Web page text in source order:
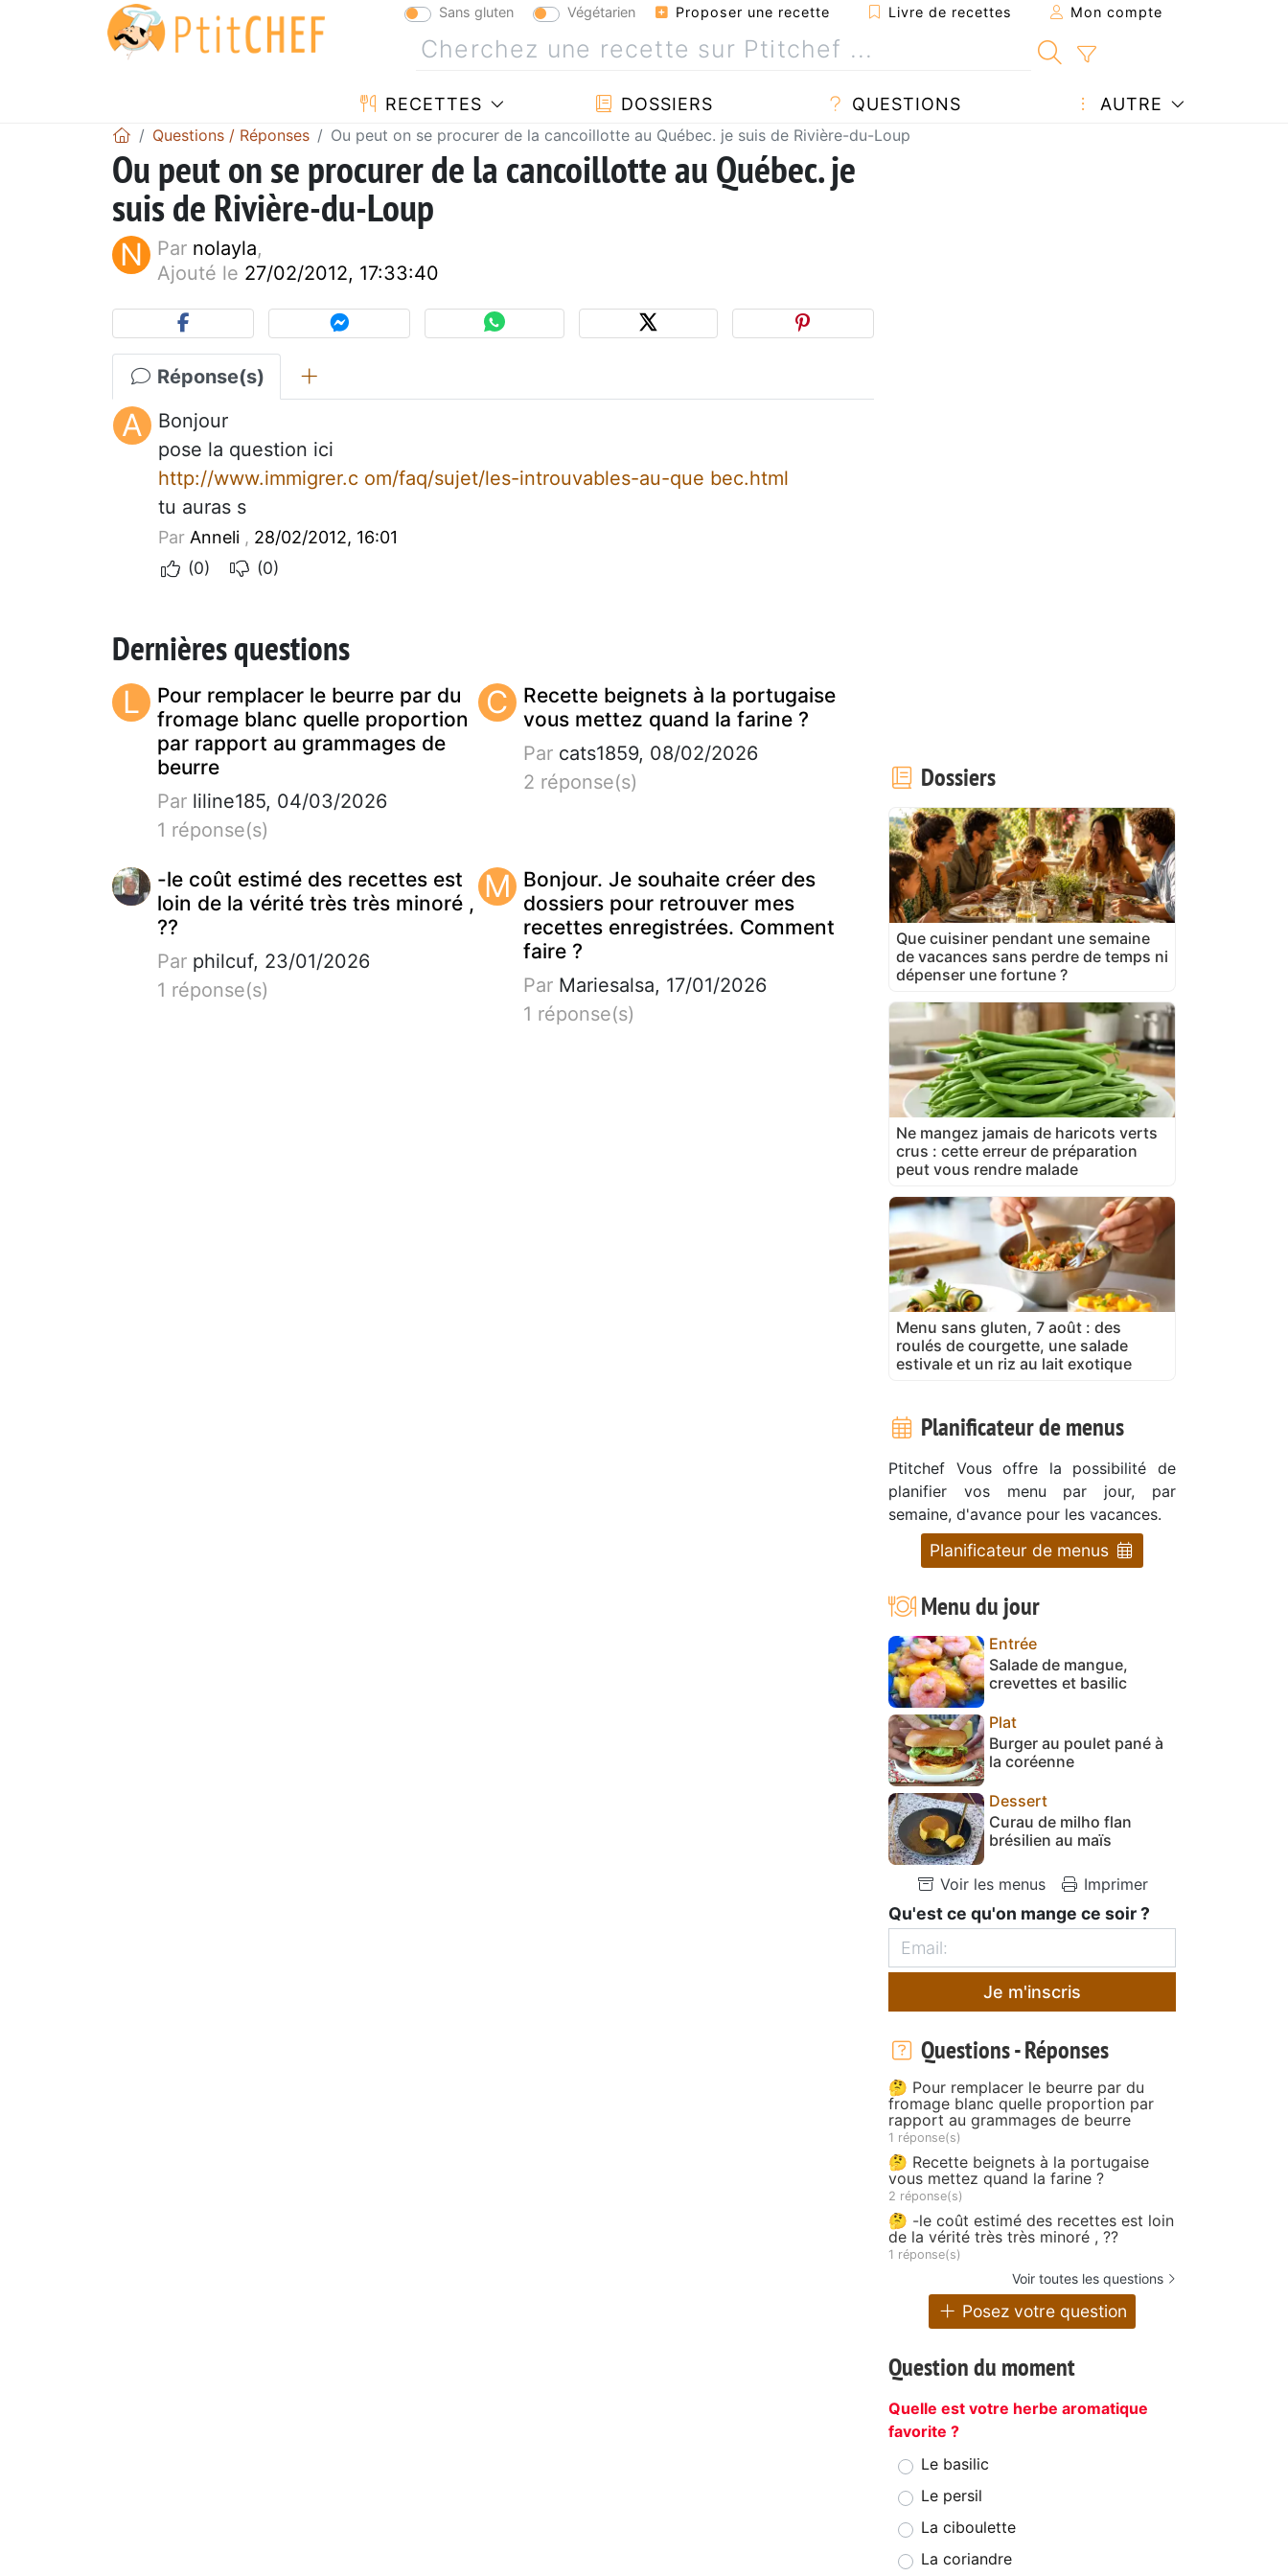
Sans gluten Végétarien Proposer une recette Livre de recettes Mon compte
RECETTES DOSSIERS QUESTIONS AUTRE
Questions / Réponses Ou peut on se procurer de la cancoillotte au Québec. je suis de Rivière-du-Loup
Ou peut on se procurer de la cancoillotte au Québec. je
suis de Rivière-du-Loup
N Par nolayla,
Ajouté le 27/02/2012, 17:33:40
Réponse(s)
A
Bonjour
pose la question ici
http://www.immigrer.c om/faq/sujet/les-introuvables-au-que bec.html
tu auras s
Par Anneli , 28/02/2012, 16:01
(0)
(0)
Dernières questions
L
Pour remplacer le beurre par du
fromage blanc quelle proportion
par rapport au grammages de
beurre
Par liline185, 04/03/2026
1 réponse(s)
C
Recette beignets à la portugaise
vous mettez quand la farine ?
Parcats1859, 08/02/2026
2 réponse(s)
-le coût estimé des recettes est
loin de la vérité très très minoré ,
??
Par philcuf, 23/01/2026
1 réponse(s)
M Bonjour. Je souhaite créer des
dossiers pour retrouver mes
recettes enregistrées. Comment
faire ?
ParMariesalsa, 17/01/2026
1 réponse(s)
Dossiers
Que cuisiner pendant une semaine
de vacances sans perdre de temps ni
dépenser une fortune ?
Ne mangez jamais de haricots verts
crus : cette erreur de préparation
peut vous rendre malade
Menu sans gluten, 7 août : des
roulés de courgette, une salade
estivale et un riz au lait exotique
Planificateur de menus
Ptitchef Vous offre la possibilité de
planifier vos menu par jour, par
semaine, d'avance pour les vacances.
Planificateur de menus
Menu du jour
Entrée
Salade de mangue,
crevettes et basilic
Plat
Burger au poulet pané à
la coréenne
Dessert
Curau de milho flan
brésilien au maïs
Voir les menus Imprimer
Qu'est ce qu'on mange ce soir ?
Je m'inscris
Questions - Réponses
🤔 Pour remplacer le beurre par du
fromage blanc quelle proportion par
rapport au grammages de beurre
1 réponse(s)
🤔 Recette beignets à la portugaise
vous mettez quand la farine ?
2 réponse(s)
🤔 -le coût estimé des recettes est loin
de la vérité très très minoré , ??
1 réponse(s)
Voir toutes les questions
Posez votre question
Question du moment
Quelle est votre herbe aromatique
favorite ?
Le basilic
Le persil
La ciboulette
La coriandre